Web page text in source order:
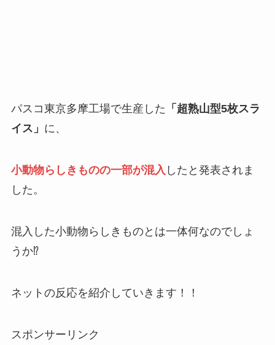
パスコ東京多摩工場で生産した 「超熟山型5枚スラ
イス」 に、
小動物らしきものの一部が混入 したと発表されま
した。
混入した小動物らしきものとは一体何なのでしょ
うか⁉
ネットの反応を紹介していきます！！
スポンサーリンク